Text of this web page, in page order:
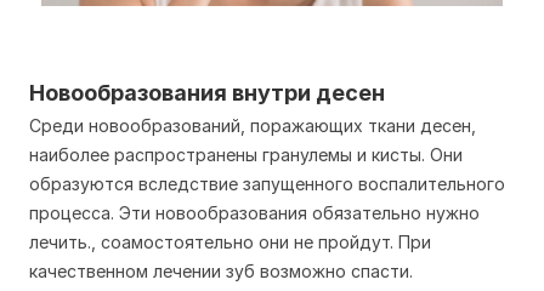
Новообразования внутри десен
Среди новообразований, поражающих ткани десен,
наиболее распространены гранулемы и кисты. Они
образуются вследствие запущенного воспалительного
процесса. Эти новообразования обязательно нужно
лечить., соамостоятельно они не пройдут. При
качественном лечении зуб возможно спасти.